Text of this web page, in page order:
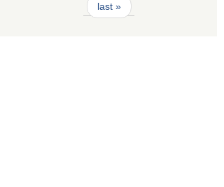
last »